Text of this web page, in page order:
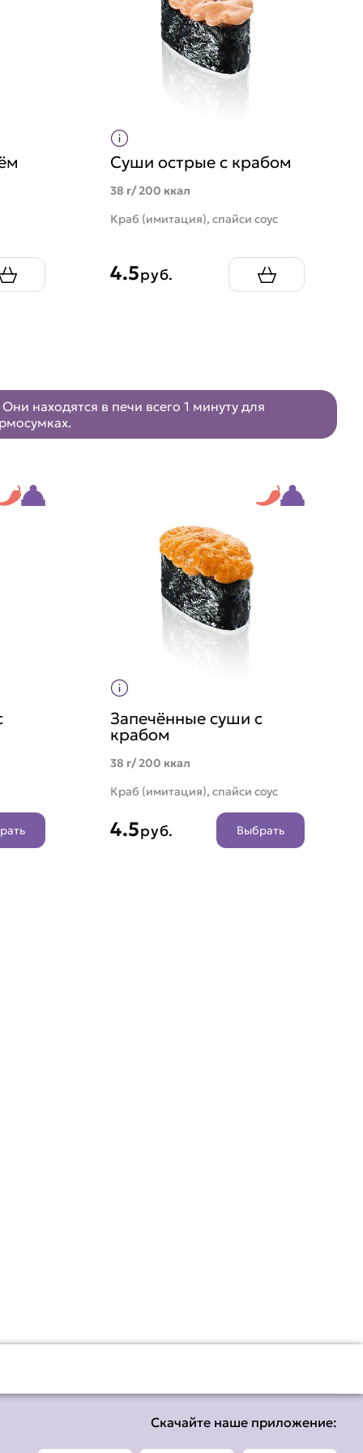
Суши острые с крабом
38 г/ 200 ккал
Краб (имитация), спайси соус
4.5руб.
находятся в печи всего 1 минуту для
Запечённые суши с
крабом
38 г/ 200 ккал
Краб (имитация), спайси соус
4.5руб. Выбрать
Скачайте наше приложение: